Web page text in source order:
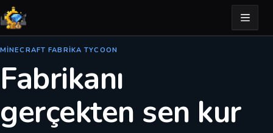
MINECRAFT FABRIKA TYCOON
Fabrikanı
gerçekten sen kur